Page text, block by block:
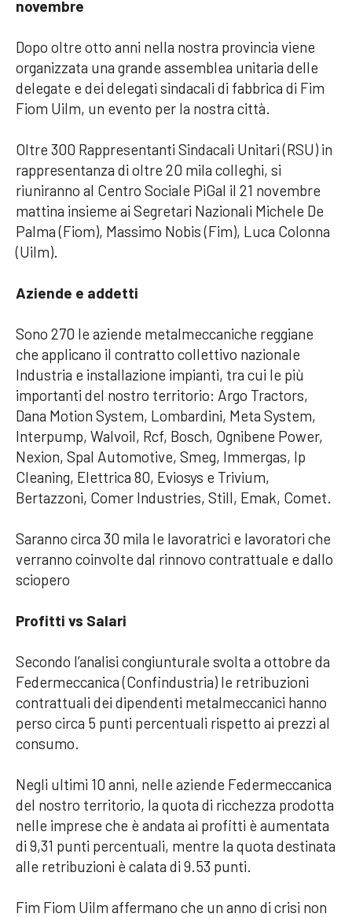
novembre
Dopo oltre otto anni nella nostra provincia viene
organizzata una grande assemblea unitaria delle
delegate e dei delegati sindacali di fabbrica di Fim
Fiom Uilm, un evento per la nostra città.
Oltre 300 Rappresentanti Sindacali Unitari (RSU) in
rappresentanza di oltre 20 mila colleghi, si
riuniranno al Centro Sociale PiGal il 21 novembre
mattina insieme ai Segretari Nazionali Michele De
Palma (Fiom), Massimo Nobis (Fim), Luca Colonna
(Uilm).
Aziende e addetti
Sono 270 le aziende metalmeccaniche reggiane
che applicano il contratto collettivo nazionale
Industria e installazione impianti, tra cui le più
importanti del nostro territorio: Argo Tractors,
Dana Motion System, Lombardini, Meta System,
Interpump, Walvoil, Rcf, Bosch, Ognibene Power,
Nexion, Spal Automotive, Smeg, Immergas, Ip
Cleaning, Elettrica 80, Eviosys e Trivium,
Bertazzoni, Comer Industries, Still, Emak, Comet.
Saranno circa 30 mila le lavoratrici e lavoratori che
verranno coinvolte dal rinnovo contrattuale e dallo
sciopero
Profitti vs Salari
Secondo l’analisi congiunturale svolta a ottobre da
Federmeccanica (Confindustria) le retribuzioni
contrattuali dei dipendenti metalmeccanici hanno
perso circa 5 punti percentuali rispetto ai prezzi al
consumo.
Negli ultimi 10 anni, nelle aziende Federmeccanica
del nostro territorio, la quota di ricchezza prodotta
nelle imprese che è andata ai profitti è aumentata
di 9,31 punti percentuali, mentre la quota destinata
alle retribuzioni è calata di 9.53 punti.
Fim Fiom Uilm affermano che un anno di crisi non